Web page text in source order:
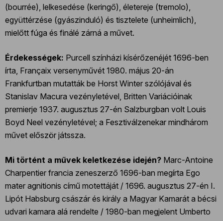
(bourrée), lelkesedése (keringő), életereje (tremolo),
együttérzése (gyászinduló) és tisztelete (unheimlich),
mielőtt fúga és finálé zárná a művet.
Érdekességek: Purcell színházi kísérőzenéjét 1696-ben
írta, Françaix versenyművét 1980. május 20-án
Frankfurtban mutatták be Horst Winter szólójával és
Stanislav Macura vezényletével, Britten Variációinak
premierje 1937. augusztus 27-én Salzburgban volt Louis
Boyd Neel vezényletével; a Fesztiválzenekar mindhárom
művet először játssza.
Mi történt a művek keletkezése idején? Marc-Antoine
Charpentier francia zeneszerző 1696-ban megírta Ego
mater agnitionis című motettáját / 1696. augusztus 27-én I.
Lipót Habsburg császár és király a Magyar Kamarát a bécsi
udvari kamara alá rendelte / 1980-ban megjelent Umberto